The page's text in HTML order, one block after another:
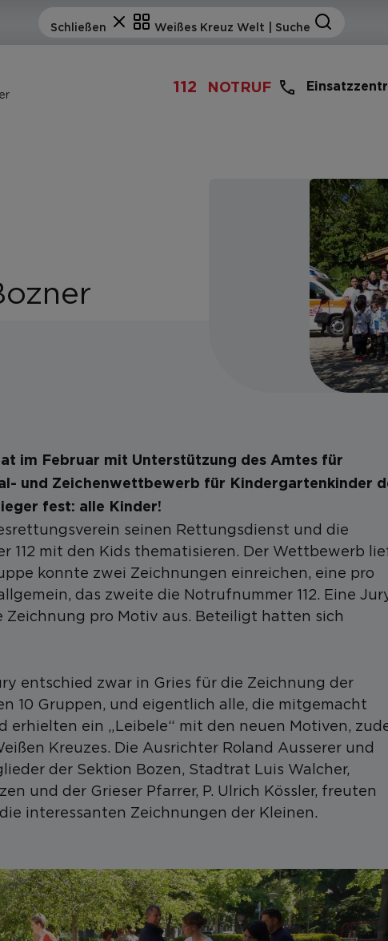
112 NOTRUF
im Februar mit Unterstützung des Amtes für
und Zeichenwettbewerb für Kindergartenkinder
fest: alle Kinder!
seinen Rettungsdienst und die
112 mit den Kids thematisieren. Der Wettbewerb
konnte zwei Zeichnungen einreichen, eine pro
das zweite die Notrufnummer 112. Eine
pro Motiv aus. Beteiligt hatten sich
entschied zwar in Gries für die Zeichnung der
10 Gruppen, und eigentlich alle, die mitgemacht
erhielten ein „Leibele“ mit den neuen Motiven,
Kreuzes. Die Ausrichter Roland Ausserer und
der Sektion Bozen, Stadtrat Luis Walcher,
und der Grieser Pfarrer, P. Ulrich Kössler, freuten
interessanten Zeichnungen der Kleinen.